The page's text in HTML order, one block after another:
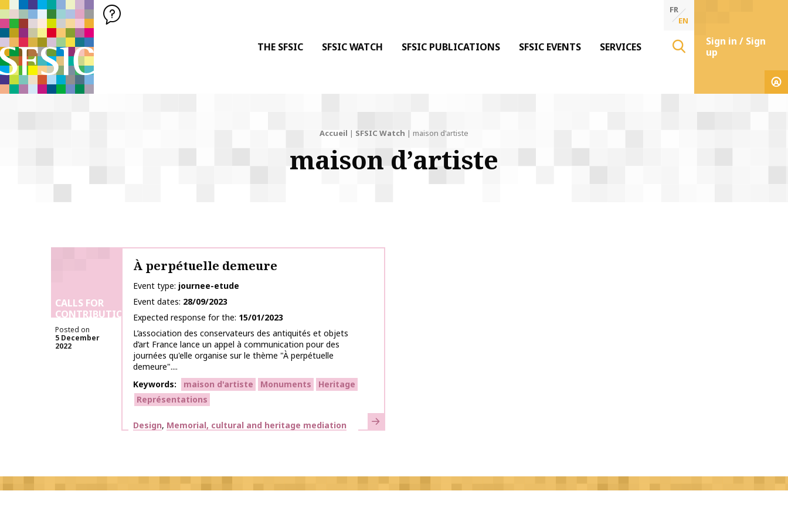
SFSIC SOCIÉTÉ FRANÇAISE DES SCIENCES DE L'INFORMATION & DE LA COMMUNICATION
Société Française des Sciences de l'Information & de la Communication
THE SFSIC SFSIC WATCH SFSIC PUBLICATIONS SFSIC EVENTS SERVICES
FR
EN
Sign in / Sign
up
Accueil | SFSIC Watch | maison d'artiste
maison d’artiste
CALLS FOR
CONTRIBUTIONS
Posted on
5 December
2022
À perpétuelle demeure
Event type journee-etude
Event dates 28/09/2023
Expected response for the 15/01/2023
L’association des conservateurs des antiquités et objets
d’art France lance un appel à communication pour des
journées qu'elle organise sur le thème "À perpétuelle
demeure"....
Keywords
maison d'artiste Monuments
Heritage
Représentations
Themes
Design Memorial, cultural and heritage mediation Learn more